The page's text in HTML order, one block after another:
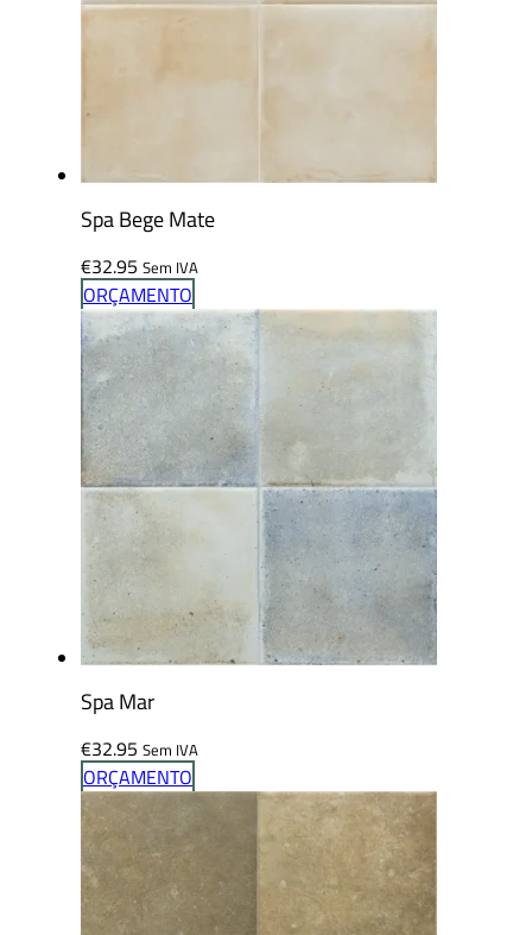
Spa Bege Mate
€32.95 Sem IVA
ORÇAMENTO
Spa Mar
€32.95 Sem IVA
ORÇAMENTO